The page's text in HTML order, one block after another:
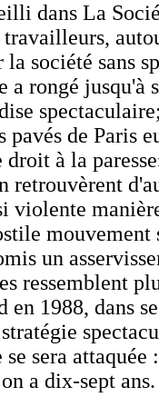
dans La
société sans
a rongé jusqu'à
pavés de Paris
à la
retrouvèrent
violente
mouvement
un
ressemblent
1988, dans
sera attaquée
a dix-sept ans.